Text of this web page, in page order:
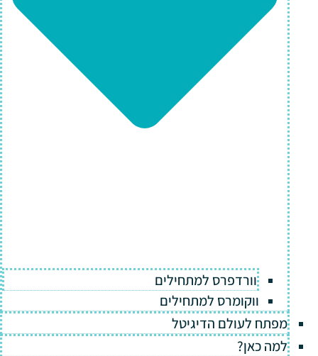
וורדפרס למתחילים
ווקומרס למתחילים
מפתח לעולם הדיגיטל
למה כאן?